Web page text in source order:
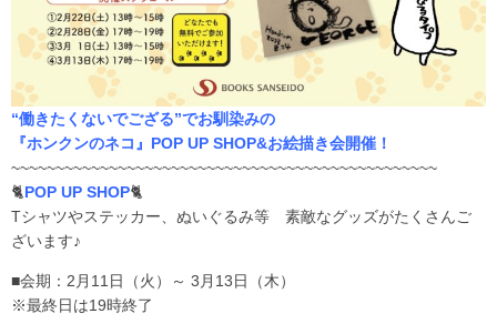
“働きたくないでござる”でお馴染みの
『ホンクンのネコ』POP UP SHOP&お絵描き会開催！
~~~~~~~~~~~~~~~~~~~~~~~~~~~~~~~~~~~~~~~~~~~~~~~~
🐈POP UP SHOP🐈
Tシャツやステッカー、ぬいぐるみ等 素敵なグッズがたくさんご
ざいます♪
■会期：2月11日（火）～ 3月13日（木）
※最終日は19時終了